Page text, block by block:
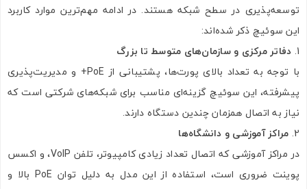
توسعه‌پذیری در سطح شبکه هستند. در ادامه مهم‌ترین موارد کاربرد
این سوئیچ ذکر شده‌اند:
دفاتر مرکزی و سازمان‌های متوسط تا بزرگ
با توجه به تعداد بالای پورت‌ها، پشتیبانی از PoE+ و مدیریت‌پذیری
پیشرفته، این سوئیچ گزینه‌ای مناسب برای شبکه‌های شرکتی است که
نیاز به اتصال همزمان چندین دستگاه دارند.
مراکز آموزشی و دانشگاه‌ها
در مراکز آموزشی که اتصال تعداد زیادی کامپیوتر، تلفن VoIP، و اکسس
پوینت ضروری است، استفاده از این مدل به دلیل توان PoE بالا و